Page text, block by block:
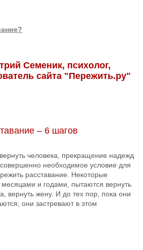
Семеник, психолог,
сайта "Пережить.ру"
– 6 шагов
человека, прекращение надежд
необходимое условие для
расставание. Некоторые
и годами, пытаются вернуть
вернуть жену. И до тех пор, пока они
они застревают в этом